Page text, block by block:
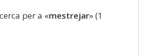
per a «mestrejar» (1